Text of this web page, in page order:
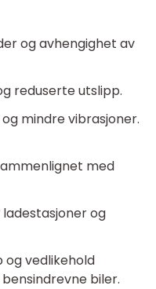
og avhengighet av
reduserte utslipp.
mindre vibrasjoner.
med
og
og vedlikehold
biler.